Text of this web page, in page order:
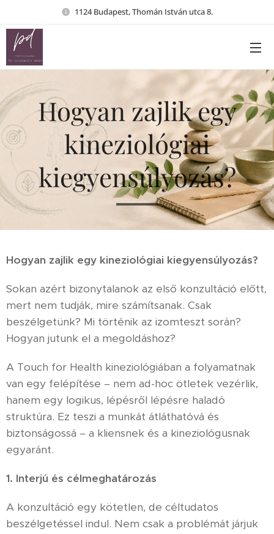
1124 Budapest, Thomán István utca 8.
Hogyan zajlik egy
kineziológiai
kiegyensúlyozás?
Hogyan zajlik egy kineziológiai kiegyensúlyozás?
Sokan azért bizonytalanok az első konzultáció előtt,
mert nem tudják, mire számítsanak. Csak
beszélgetünk? Mi történik az izomteszt során?
Hogyan jutunk el a megoldáshoz?
A Touch for Health kineziológiában a folyamatnak
van egy felépítése – nem ad-hoc ötletek vezérlik,
hanem egy logikus, lépésről lépésre haladó
struktúra. Ez teszi a munkát átláthatóvá és
biztonságossá – a kliensnek és a kineziológusnak
egyaránt.
1. Interjú és célmeghatározás
A konzultáció egy kötetlen, de céltudatos
beszélgetéssel indul. Nem csak a problémát járjuk